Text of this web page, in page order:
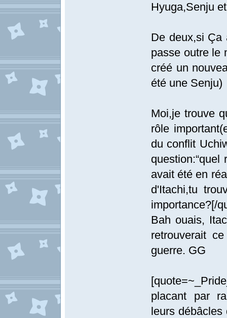
Hyuga,Senju
De deux,si Ça
passe outre le
créé un
été une Senju)
Moi,je trouve
rôle
du conflit
avait été en
d'Itachi,tu
importance?[/
Bah ouais,
retrouverait
guerre. GG
placant par
leurs débâcles